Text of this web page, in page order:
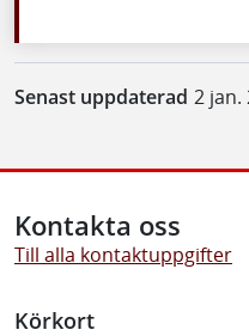
Senast uppdaterad 2 jan.
Kontakta oss
Till alla kontaktuppgifter
Körkort